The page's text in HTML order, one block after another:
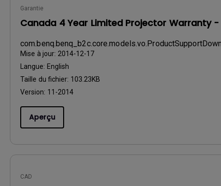
Garantie
Canada 4 Year Limited Projector Warranty -
Mise à jour: 2014-12-17
Langue: English
Taille du fichier: 103.23KB
Version: 11-2014
Aperçu
CAD